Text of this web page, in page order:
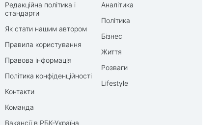
Редакційна політика і
стандарти
Як стати нашим автором
Правила користування
Правова інформація
Політика конфіденційності
Контакти
Команда
Вакансії в РБК-Україна
Аналітика
Політика
Бізнес
Життя
Розваги
Lifestyle